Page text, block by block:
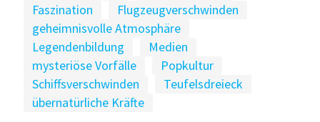
Faszination
Flugzeugverschwinden
geheimnisvolle Atmosphäre
Legendenbildung
Medien
mysteriöse Vorfälle
Popkultur
Schiffsverschwinden
Teufelsdreieck
übernatürliche Kräfte